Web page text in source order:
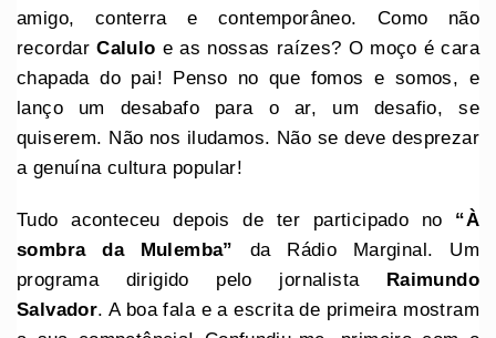
amigo, conterra e contemporâneo. Como não
recordarCalulo e as nossas raízes? O moço é cara
chapada do pai! Penso no que fomos e somos, e
lanço um desabafo para o ar, um desafio, se
quiserem. Não nos iludamos. Não se deve desprezar
a genuína cultura popular!
Tudo aconteceu depois de ter participado no “À
sombra da Mulemba” da Rádio Marginal. Um
programa dirigido pelo jornalista Raimundo
Salvador. A boa fala e a escrita de primeira mostram